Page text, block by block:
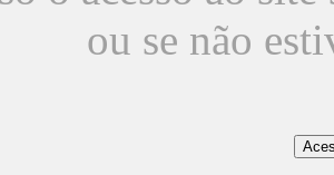
ou se não